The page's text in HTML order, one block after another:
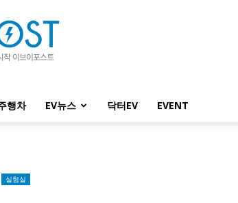
행차 EV뉴스 닥터EV EVENT
실험실